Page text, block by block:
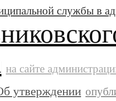
службы в
на сайте
утверждении